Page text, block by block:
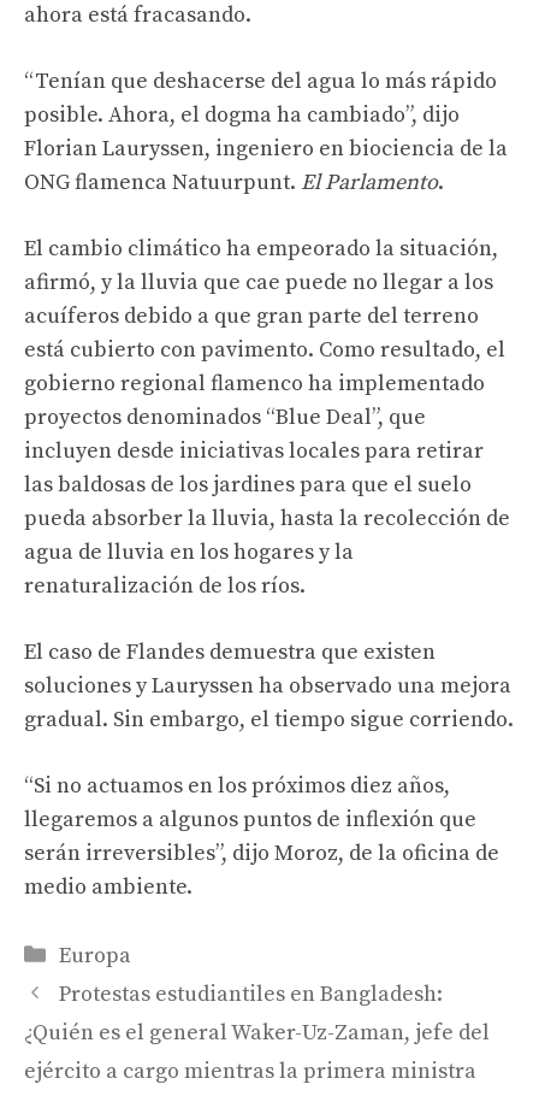
ahora está fracasando.
“Tenían que deshacerse del agua lo más rápido
posible. Ahora, el dogma ha cambiado”, dijo
Florian Lauryssen, ingeniero en biociencia de la
ONG flamenca Natuurpunt. El Parlamento.
El cambio climático ha empeorado la situación,
afirmó, y la lluvia que cae puede no llegar a los
acuíferos debido a que gran parte del terreno
está cubierto con pavimento. Como resultado, el
gobierno regional flamenco ha implementado
proyectos denominados “Blue Deal”, que
incluyen desde iniciativas locales para retirar
las baldosas de los jardines para que el suelo
pueda absorber la lluvia, hasta la recolección de
agua de lluvia en los hogares y la
renaturalización de los ríos.
El caso de Flandes demuestra que existen
soluciones y Lauryssen ha observado una mejora
gradual. Sin embargo, el tiempo sigue corriendo.
“Si no actuamos en los próximos diez años,
llegaremos a algunos puntos de inflexión que
serán irreversibles”, dijo Moroz, de la oficina de
medio ambiente.
Categories
Europa
Protestas estudiantiles en Bangladesh:
¿Quién es el general Waker-Uz-Zaman, jefe del
ejército a cargo mientras la primera ministra